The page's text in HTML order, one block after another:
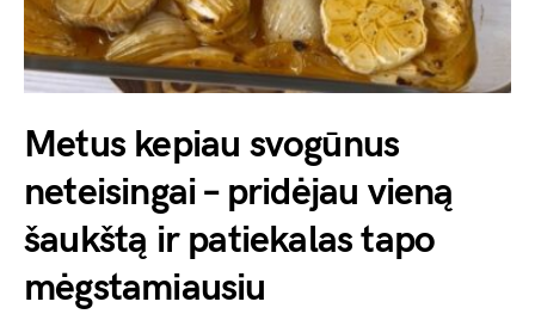
Metus kepiau svogūnus
neteisingai – pridėjau vieną
šaukštą ir patiekalas tapo
mėgstamiausiu